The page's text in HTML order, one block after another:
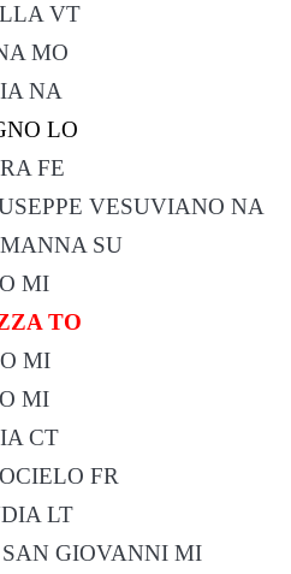
VT
MO
NA
LO
FE
VESUVIANO NA
SU
MI
TO
MI
MI
CT
FR
LT
SAN GIOVANNI MI